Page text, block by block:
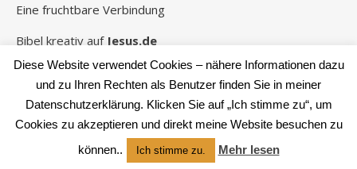
Eine fruchtbare Verbindung
Bibel kreativ auf Jesus.de
2026 Rebekka Schwaneberg ©
Ashe Theme vonWP Royal
Diese Website verwendet Cookies – nähere Informationen dazu
und zu Ihren Rechten als Benutzer finden Sie in meiner
Datenschutzerklärung. Klicken Sie auf „Ich stimme zu“, um
Cookies zu akzeptieren und direkt meine Website besuchen zu
können..
Ich stimme zu. Mehr lesen